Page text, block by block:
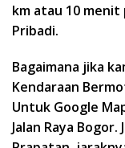
km atau 10 menit
Pribadi.
Bagaimana jika
Kendaraan
Untuk Google
Jalan Raya